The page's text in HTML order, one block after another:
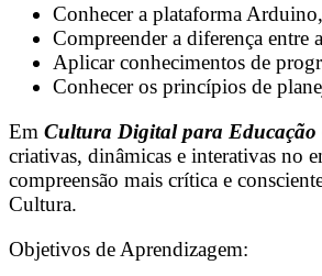
Conhecer a plataforma
Compreender a diferença
Aplicar conhecimentos de
Conhecer os princípios de
Em Cultura Digital para Educação
criativas, dinâmicas e interativas no
compreensão mais crítica e
Cultura.
Objetivos de Aprendizagem: